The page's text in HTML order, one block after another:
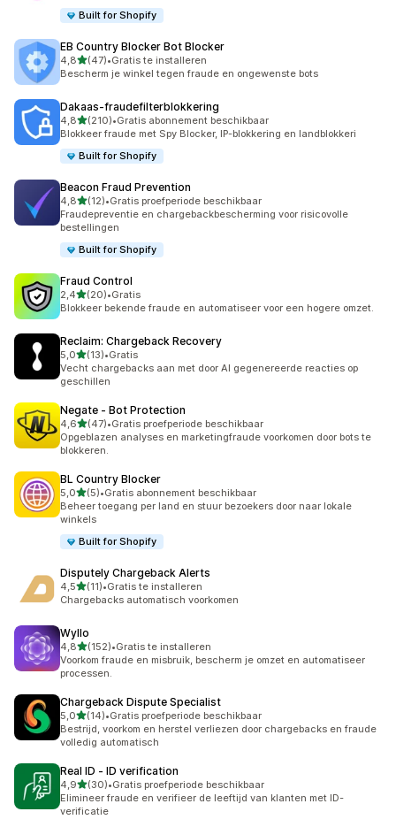
Built for Shopify
EB Country Blocker Bot Blocker
4,8van 5 sterren
(47)
47 recensies in totaal
•Gratis te installeren
Bescherm je winkel tegen fraude en ongewenste bots
Dakaas‑fraudefilterblokkering
4,8van 5 sterren
(210)
210 recensies in totaal
•Gratis abonnement beschikbaar
Blokkeer fraude met Spy Blocker, IP-blokkering en landblokkeri
Built for Shopify
Beacon Fraud Prevention
4,8van 5 sterren
(12)
12 recensies in totaal
•Gratis proefperiode beschikbaar
Fraudepreventie en chargebackbescherming voor risicovolle
bestellingen
Built for Shopify
Fraud Control
2,4van 5 sterren
(20)
20 recensies in totaal
•Gratis
Blokkeer bekende fraude en automatiseer voor een hogere omzet.
Reclaim: Chargeback Recovery
5,0van 5 sterren
(13)
13 recensies in totaal
•Gratis
Vecht chargebacks aan met door AI gegenereerde reacties op
geschillen
Negate ‑ Bot Protection
4,6van 5 sterren
(47)
47 recensies in totaal
•Gratis proefperiode beschikbaar
Opgeblazen analyses en marketingfraude voorkomen door bots te
blokkeren.
BL Country Blocker
5,0van 5 sterren
(5)
5 recensies in totaal
•Gratis abonnement beschikbaar
Beheer toegang per land en stuur bezoekers door naar lokale
winkels
Built for Shopify
Disputely Chargeback Alerts
4,5van 5 sterren
(11)
11 recensies in totaal
•Gratis te installeren
Chargebacks automatisch voorkomen
Wyllo
4,8van 5 sterren
(152)
152 recensies in totaal
•Gratis te installeren
Voorkom fraude en misbruik, bescherm je omzet en automatiseer
processen.
Chargeback Dispute Specialist
5,0van 5 sterren
(14)
14 recensies in totaal
•Gratis proefperiode beschikbaar
Bestrijd, voorkom en herstel verliezen door chargebacks en fraude
volledig automatisch
Real ID ‑ ID verification
4,9van 5 sterren
(30)
30 recensies in totaal
•Gratis proefperiode beschikbaar
Elimineer fraude en verifieer de leeftijd van klanten met ID-
verificatie